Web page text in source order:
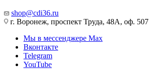
shop@cdi36.ru
г. Воронеж, проспект Труда, 48А, оф. 507
Мы в мессенджере Max
Вконтакте
Telegram
YouTube